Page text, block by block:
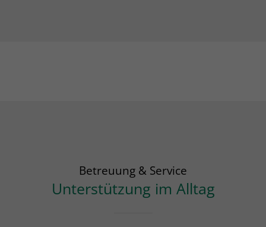
Betreuung & Service
Unterstützung im Alltag